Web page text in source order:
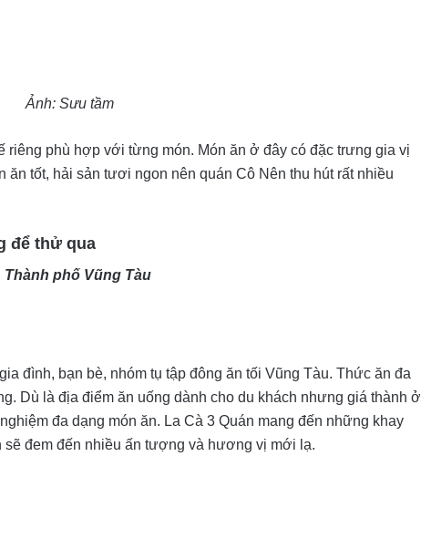
Ảnh: Sưu tầm
phù hợp với từng món. Món ăn ở đây có đặc trưng gia vị
tốt, hải sản tươi ngon nên quán Cô Nên thu hút rất nhiều
để thử qua
phố Vũng Tàu
đình, bạn bè, nhóm tụ tập đông ăn tối Vũng Tàu. Thức ăn đa
Dù là địa điểm ăn uống dành cho du khách nhưng giá thành ở
đa dạng món ăn. La Cà 3 Quán mang đến những khay
đem đến nhiều ấn tượng và hương vị mới lạ.